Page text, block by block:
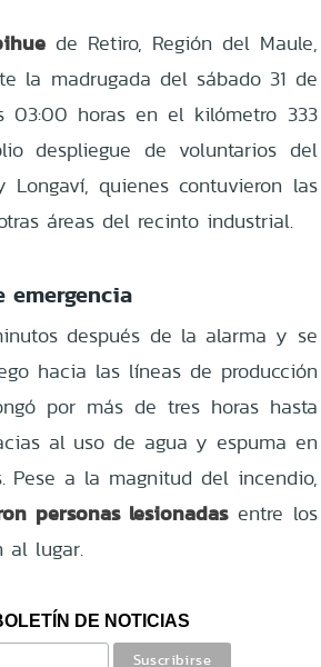
de Retiro, Región del Maule,
la madrugada del sábado 31 de
03:00 horas en el kilómetro 333
despliegue de voluntarios del
Longaví, quienes contuvieron las
áreas del recinto industrial.
emergencia
después de la alarma y se
hacia las líneas de producción
por más de tres horas hasta
al uso de agua y espuma en
Pese a la magnitud del incendio,
personas lesionadasentre los
al lugar.
DE NOTICIAS